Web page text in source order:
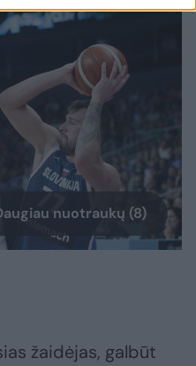
nuotraukų (8)
žaidėjas, galbūt